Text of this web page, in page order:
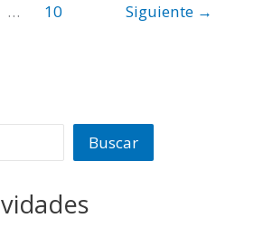
… 10 Siguiente →
Buscar